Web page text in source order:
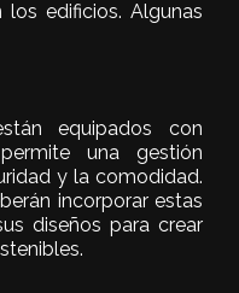
edificios. Algunas
equipados con
una gestión
y la comodidad.
incorporar estas
diseños para crear